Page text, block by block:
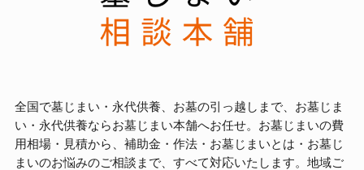
全国で墓じまい・永代供養、お墓の引っ越しまで、お墓じま
い・永代供養ならお墓じまい本舗へお任せ。お墓じまいの費
用相場・見積から、補助金・作法・お墓じまいとは・お墓じ
まいのお悩みのご相談まで、すべて対応いたします。地域ご